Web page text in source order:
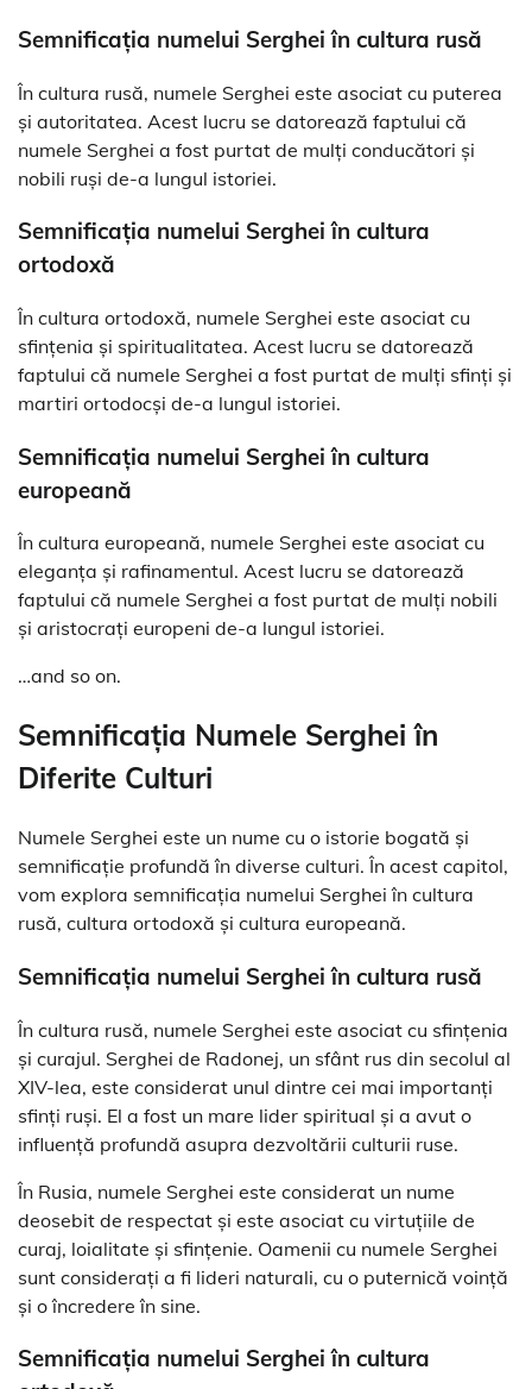
Semnificația numelui Serghei în cultura rusă
În cultura rusă, numele Serghei este asociat cu puterea
și autoritatea. Acest lucru se datorează faptului că
numele Serghei a fost purtat de mulți conducători și
nobili ruși de-a lungul istoriei.
Semnificația numelui Serghei în cultura
ortodoxă
În cultura ortodoxă, numele Serghei este asociat cu
sfințenia și spiritualitatea. Acest lucru se datorează
faptului că numele Serghei a fost purtat de mulți sfinți și
martiri ortodocși de-a lungul istoriei.
Semnificația numelui Serghei în cultura
europeană
În cultura europeană, numele Serghei este asociat cu
eleganța și rafinamentul. Acest lucru se datorează
faptului că numele Serghei a fost purtat de mulți nobili
și aristocrați europeni de-a lungul istoriei.
…and so on.
Semnificația Numele Serghei în
Diferite Culturi
Numele Serghei este un nume cu o istorie bogată și
semnificație profundă în diverse culturi. În acest capitol,
vom explora semnificația numelui Serghei în cultura
rusă, cultura ortodoxă și cultura europeană.
Semnificația numelui Serghei în cultura rusă
În cultura rusă, numele Serghei este asociat cu sfințenia
și curajul. Serghei de Radonej, un sfânt rus din secolul al
XIV-lea, este considerat unul dintre cei mai importanți
sfinți ruși. El a fost un mare lider spiritual și a avut o
influență profundă asupra dezvoltării culturii ruse.
În Rusia, numele Serghei este considerat un nume
deosebit de respectat și este asociat cu virtuțiile de
curaj, loialitate și sfințenie. Oamenii cu numele Serghei
sunt considerați a fi lideri naturali, cu o puternică voință
și o încredere în sine.
Semnificația numelui Serghei în cultura